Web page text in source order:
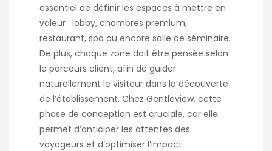
essentiel de définir les espaces à mettre en
valeur : lobby, chambres premium,
restaurant, spa ou encore salle de séminaire.
De plus, chaque zone doit être pensée selon
le parcours client, afin de guider
naturellement le visiteur dans la découverte
de l’établissement. Chez Gentleview, cette
phase de conception est cruciale, car elle
permet d’anticiper les attentes des
voyageurs et d’optimiser l’impact